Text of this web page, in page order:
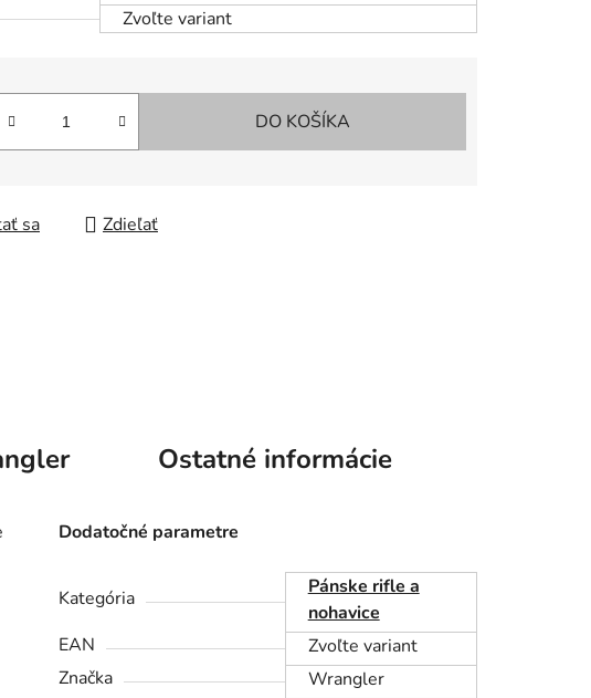
Zvoľte variant
DO KOŠÍKA
sa Zdieľať
Ostatné informácie
Dodatočné parametre
Kategória
Pánske rifle a
nohavice
EAN
Zvoľte variant
Značka
Wrangler